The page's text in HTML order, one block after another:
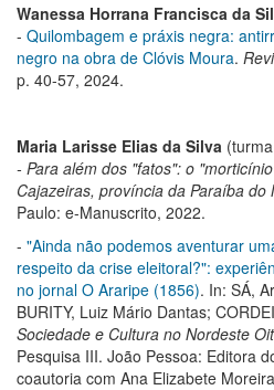
Wanessa Horrana Francisca da
- Quilombagem e práxis negra:
negro na obra de Clóvis Moura.
p. 40-57, 2024.
Maria Larisse Elias da Silva
- Para além dos "fatos": o
Cajazeiras, província da Paraíba do
Paulo: e-Manuscrito, 2022.
- "Ainda não podemos aventurar
respeito da crise eleitoral?":
no jornal O Araripe (1856). In: SÁ,
BURITY, Luiz Mário Dantas;
Sociedade e Cultura no Nordeste
Pesquisa III. João Pessoa: Editora
coautoria com Ana Elizabete